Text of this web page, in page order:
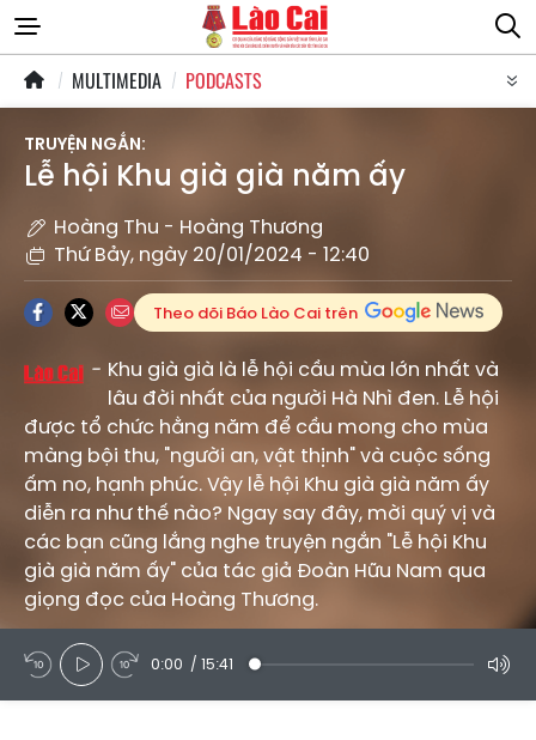
MULTIMEDIA PODCASTS
TRUYỆN NGẮN:
Lễ hội Khu già già năm ấy
Hoàng Thu - Hoàng Thương
Thứ Bảy, ngày 20/01/2024 - 12:40
Theo dõi Báo Lào Cai trên
Khu già già là lễ hội cầu mùa lớn nhất và
lâu đời nhất của người Hà Nhì đen. Lễ hội
được tổ chức hằng năm để cầu mong cho mùa
màng bội thu, "người an, vật thịnh" và cuộc sống
ấm no, hạnh phúc. Vậy lễ hội Khu già già năm ấy
diễn ra như thế nào? Ngay say đây, mời quý vị và
các bạn cũng lắng nghe truyện ngắn "Lễ hội Khu
già già năm ấy" của tác giả Đoàn Hữu Nam qua
giọng đọc của Hoàng Thương.
0:00 / 15:41